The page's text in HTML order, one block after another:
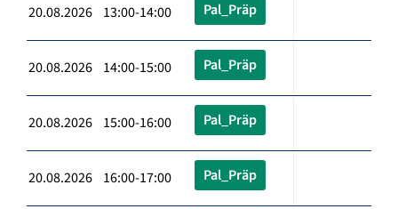
20.08.2026 13:00-14:00 Pal_Präp
20.08.2026 14:00-15:00 Pal_Präp
20.08.2026 15:00-16:00 Pal_Präp
20.08.2026 16:00-17:00 Pal_Präp